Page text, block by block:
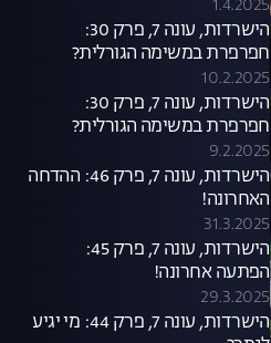
1.4.2025
הישרדות, עונה 7, פרק 30:
חפרפרת במשימה הגורלית?
10.2.2025
הישרדות, עונה 7, פרק 30:
חפרפרת במשימה הגורלית?
9.2.2025
הישרדות, עונה 7, פרק 46: ההדחה
האחרונה!
31.3.2025
הישרדות, עונה 7, פרק 45:
הפתעה אחרונה!
29.3.2025
הישרדות, עונה 7, פרק 44: מי יגיע